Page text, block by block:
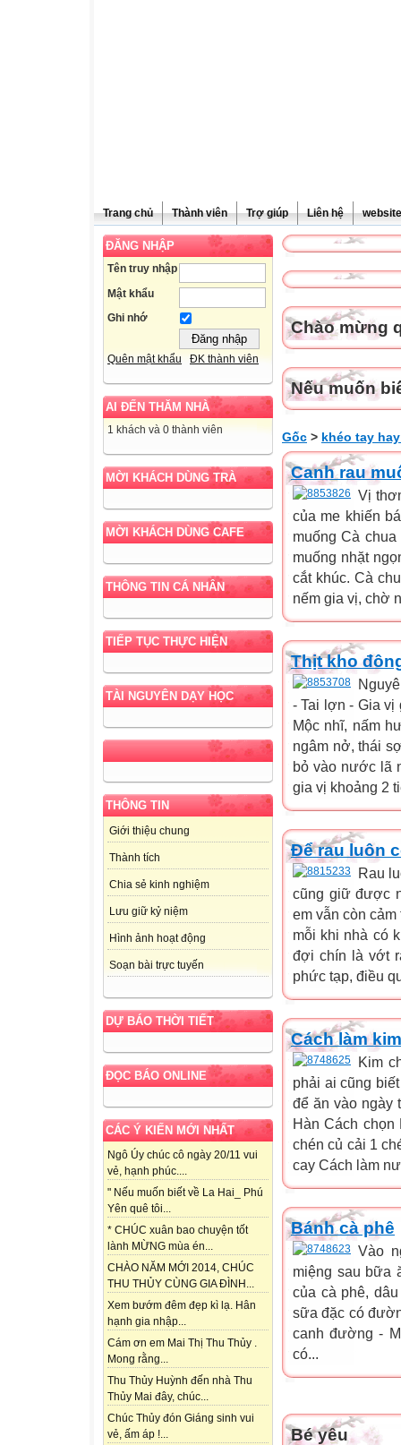
Trang chủ Thành viên Trợ giúp Liên hệ
ĐĂNG NHẬP
Tên truy nhập
Mật khẩu
Ghi nhớ
Quên mật khẩu ĐK thành viên
AI ĐẾN THĂM NHÀ
1 khách và 0 thành viên
MỜI KHÁCH DÙNG TRÀ
MỜI KHÁCH DÙNG CAFE
THÔNG TIN CÁ NHÂN
TIẾP TỤC THỰC HIỆN
TÀI NGUYÊN DẠY HỌC
THÔNG TIN
Giới thiệu chung
Thành tích
Chia sẻ kinh nghiệm
Lưu giữ kỷ niệm
Hình ảnh hoạt động
Soạn bài trực tuyến
DỰ BÁO THỜI TIẾT
ĐỌC BÁO ONLINE
CÁC Ý KIẾN MỚI NHẤT
Ngô Úy chúc cô ngày 20/11 vui
vẻ, hạnh phúc....
" Nếu muốn biết về La Hai_ Phú
Yên quê tôi...
* CHÚC xuân bao chuyện tốt
lành MỪNG mùa én...
CHÀO NĂM MỚI 2014, CHÚC
THU THỦY CÙNG GIA ĐÌNH...
Xem bướm đêm đẹp kì lạ. Hân
hạnh gia nhập...
Cám ơn em Mai Thị Thu Thủy .
Mong rằng...
Thu Thủy Huỳnh đến nhà Thu
Thủy Mai đây, chúc...
Chúc Thủy đón Giáng sinh vui
vẻ, ấm áp !...
Chào mừng
Nếu muốn
Gốc > khéo tay
Canh rau
Vị
của me khiến
muống Cà
muống nhặt
cắt khúc. Cà
nếm gia vị, chờ
Thịt kho
- Tai lợn - Gia vị
Mộc nhĩ, nấm
ngâm nở, thái
bỏ vào nước lã
gia vị khoảng 2
Để rau luôn
Rau
cũng giữ được
em vẫn còn
mỗi khi nhà có
đợi chín là vớt
phức tạp, điều
Cách làm
Kim
phải ai cũng
để ăn vào ngày
Hàn Cách
chén củ cải 1
cay Cách làm
Bánh cà phê
Vào
miệng sau bữa
của cà phê,
sữa đặc có
canh đường -
có...
Bé yêu